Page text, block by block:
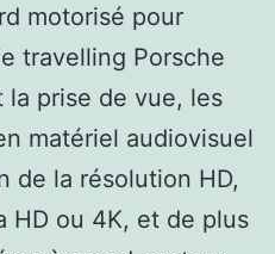
motorisé pour
travelling Porsche
la prise de vue, les
matériel audiovisuel
de la résolution HD,
HD ou 4K, et de plus